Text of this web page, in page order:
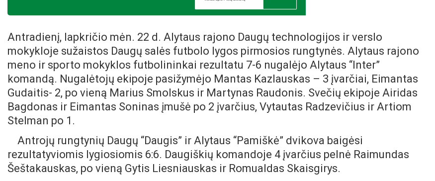
Antradienį, lapkričio mėn. 22 d. Alytaus rajono Daugų technologijos ir verslo
mokykloje sužaistos Daugų salės futbolo lygos pirmosios rungtynės. Alytaus rajono
meno ir sporto mokyklos futbolininkai rezultatu 7-6 nugalėjo Alytaus “Inter”
komandą. Nugalėtojų ekipoje pasižymėjo Mantas Kazlauskas – 3 įvarčiai, Eimantas
Gudaitis- 2, po vieną Marius Smolskus ir Martynas Raudonis. Svečių ekipoje Airidas
Bagdonas ir Eimantas Soninas įmušė po 2 įvarčius, Vytautas Radzevičius ir Artiom
Stelman po 1.
Antrojų rungtynių Daugų “Daugis” ir Alytaus “Pamiškė” dvikova baigėsi
rezultatyviomis lygiosiomis 6:6. Daugiškių komandoje 4 įvarčius pelnė Raimundas
Šeštakauskas, po vieną Gytis Liesniauskas ir Romualdas Skaisgirys.